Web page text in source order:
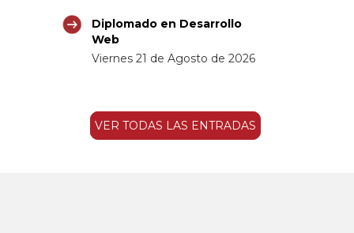
Diplomado en Desarrollo
Web
Viernes 21 de Agosto de 2026
VER TODAS LAS ENTRADAS